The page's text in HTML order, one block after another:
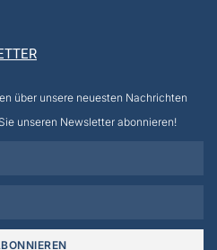
über unsere neuesten Nachrichten
unseren Newsletter abonnieren!